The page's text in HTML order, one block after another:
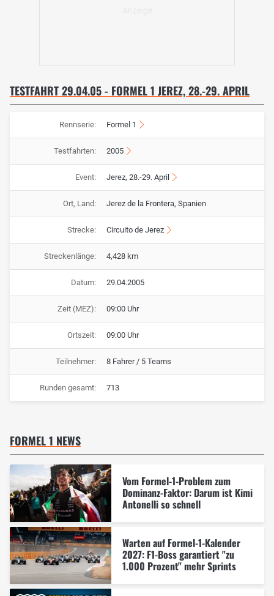
TESTFAHRT 29.04.05 - FORMEL 1 JEREZ, 28.-29. APRIL
Rennserie: Formel 1
Testfahrten: 2005
Event: Jerez, 28.-29. April
Ort, Land: Jerez de la Frontera, Spanien
Strecke: Circuito de Jerez
Streckenlänge: 4,428 km
Datum: 29.04.2005
Zeit (MEZ): 09:00 Uhr
Ortszeit: 09:00 Uhr
Teilnehmer: 8 Fahrer / 5 Teams
Runden gesamt: 713
FORMEL 1 NEWS
Vom Formel-1-Problem zum
Dominanz-Faktor: Darum ist Kimi
Antonelli so schnell
Warten auf Formel-1-Kalender
2027: F1-Boss garantiert "zu
1.000 Prozent" mehr Sprints